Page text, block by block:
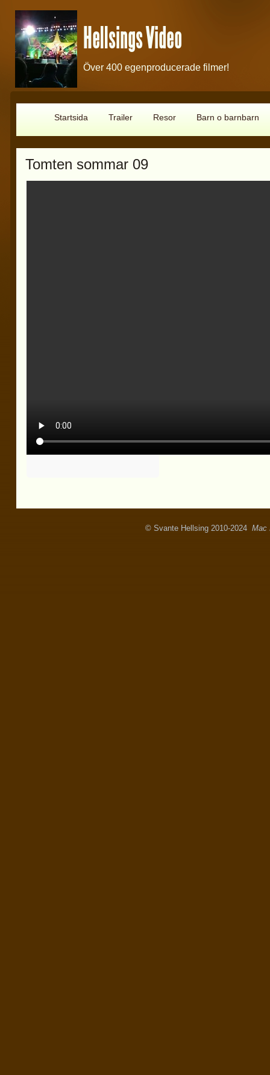
Hellsings Video
Över 400 egenproducerade filmer!
Startsida Trailer Resor Barn o barnbarn
Tomten sommar 09
© Svante Hellsing 2010-2024 Mac